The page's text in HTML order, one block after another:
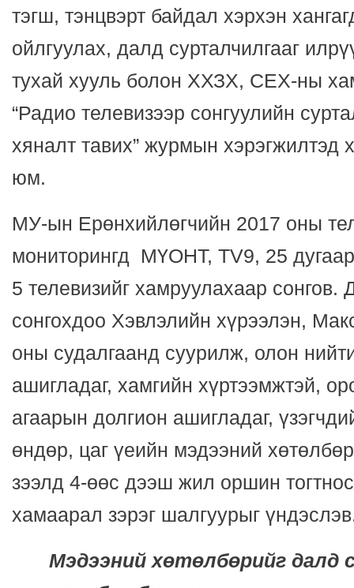
тэгш, тэнцвэрт байдал хэрхэн
ойлгуулах, далд сурталчилгааг
тухай хууль болон ХХЗХ, СЕХ-ны
“Радио телевизээр сонгуулийн
хяналт тавих” журмын хэрэгжилтэд
юм.
МУ-ын Ерөнхийлөгчийн 2017 оны
мониторингд МҮОНТ, ТV9, 25 дугаар
5 телевизийг хамруулахаар сонгов.
сонгохдоо Хэвлэлийн хүрээлэн,
оны судалгаанд суурилж, олон
ашигладаг, хамгийн хүртээмжтэй,
агаарын долгион ашигладаг,
өндөр, цаг үеийн мэдээний хөтөлбөр
зээлд 4-өөс дээш жил оршин
хамаарал зэрэг шалгуурыг
Мэдээний хөтөлбөрийг далд